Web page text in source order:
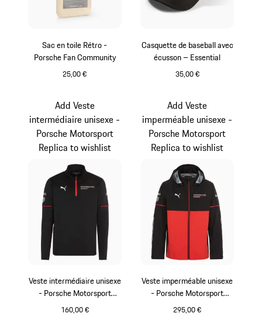
Sac en toile Rétro -
Porsche Fan Community
25,00 €
Casquette de baseball avec
écusson – Essential
35,00 €
Veste intermédiaire unisexe
- Porsche Motorsport
Replica
160,00 €
Add Veste
intermédiaire unisexe -
Porsche Motorsport
Replica to wishlist
Veste imperméable unisexe
- Porsche Motorsport
Replica
295,00 €
Add Veste
imperméable unisexe -
Porsche Motorsport
Replica to wishlist